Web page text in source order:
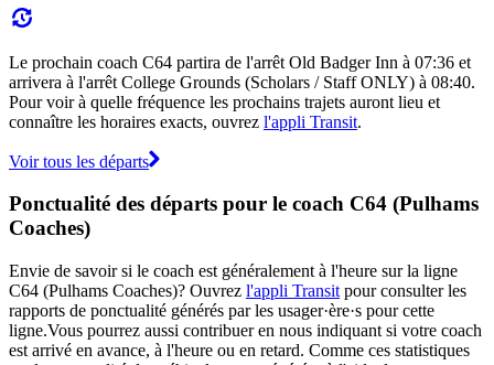
Le prochain coach C64 partira de l'arrêt Old Badger Inn à 07:36 et
arrivera à l'arrêt College Grounds (Scholars / Staff ONLY) à 08:40.
Pour voir à quelle fréquence les prochains trajets auront lieu et
connaître les horaires exacts, ouvrez l'appli Transit.
Voir tous les départs
Ponctualité des départs pour le coach C64 (Pulhams
Coaches)
Envie de savoir si le coach est généralement à l'heure sur la ligne
C64 (Pulhams Coaches)? Ouvrez l'appli Transit pour consulter les
rapports de ponctualité générés par les usager·ère·s pour cette
ligne.Vous pourrez aussi contribuer en nous indiquant si votre coach
est arrivé en avance, à l'heure ou en retard. Comme ces statistiques